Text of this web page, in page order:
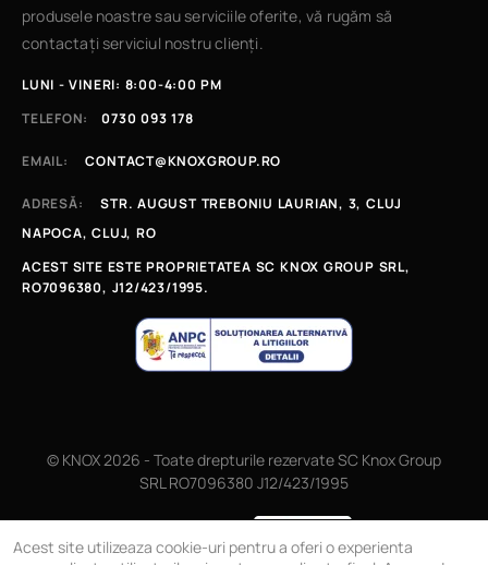
produsele noastre sau serviciile oferite, vă rugăm să
contactați serviciul nostru clienți.
LUNI - VINERI: 8:00-4:00 PM
TELEFON:
0730 093 178
EMAIL: CONTACT@KNOXGROUP.RO
ADRESĂ:
STR. AUGUST TREBONIU LAURIAN, 3, CLUJ
NAPOCA, CLUJ, RO
ACEST SITE ESTE PROPRIETATEA SC KNOX GROUP SRL,
RO7096380, J12/423/1995.
© KNOX 2026 - Toate drepturile rezervate SC Knox Group
SRL RO7096380 J12/423/1995
Acest site utilizeaza cookie-uri pentru a oferi o experienta